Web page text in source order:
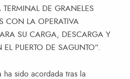
DE GRANELES
CON LA OPERATIVA
SU CARGA, DESCARGA Y
PUERTO DE SAGUNTO”.
ha sido acordada tras la